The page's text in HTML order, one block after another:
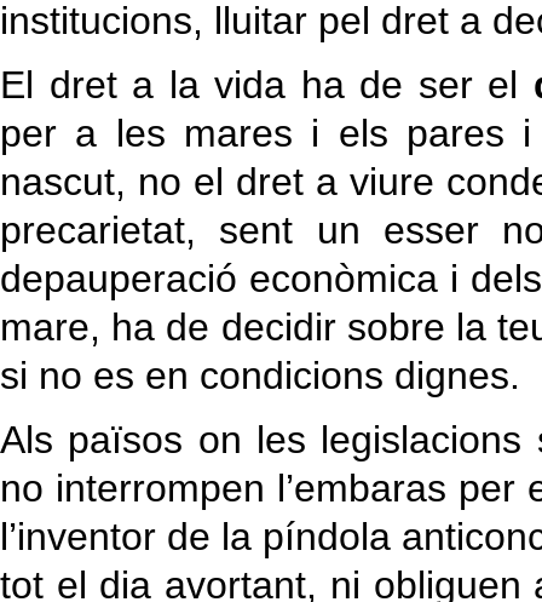
institucions, lluitar pel dret a
El dret a la vida ha de ser el
per a les mares i els pares
nascut, no el dret a viure
precarietat, sent un esser
depauperació econòmica i
mare, ha de decidir sobre la
si no es en condicions dignes.
Als països on les
no interrompen l’embaras
l’inventor de la píndola
tot el dia avortant, ni